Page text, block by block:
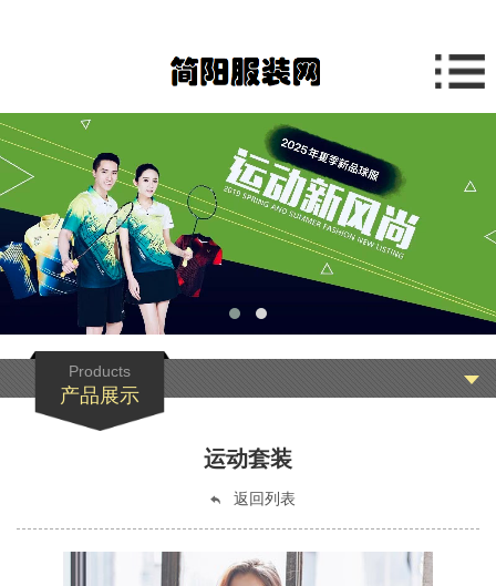
Products
产品展示
运动套装
返回列表